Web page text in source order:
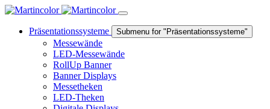
Präsentationssysteme Submenu for "Präsentationssysteme"
Messewände
LED-Messewände
RollUp Banner
Banner Displays
Messetheken
LED-Theken